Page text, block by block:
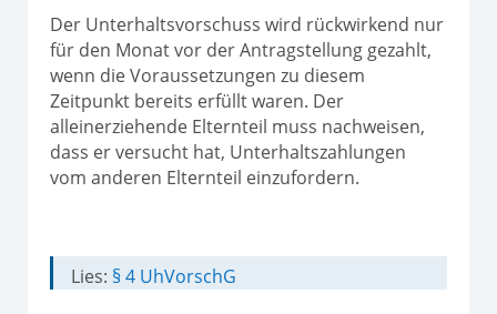
Der Unterhaltsvorschuss wird rückwirkend nur
für den Monat vor der Antragstellung gezahlt,
wenn die Voraussetzungen zu diesem
Zeitpunkt bereits erfüllt waren. Der
alleinerziehende Elternteil muss nachweisen,
dass er versucht hat, Unterhaltszahlungen
vom anderen Elternteil einzufordern.
Lies: § 4 UhVorschG